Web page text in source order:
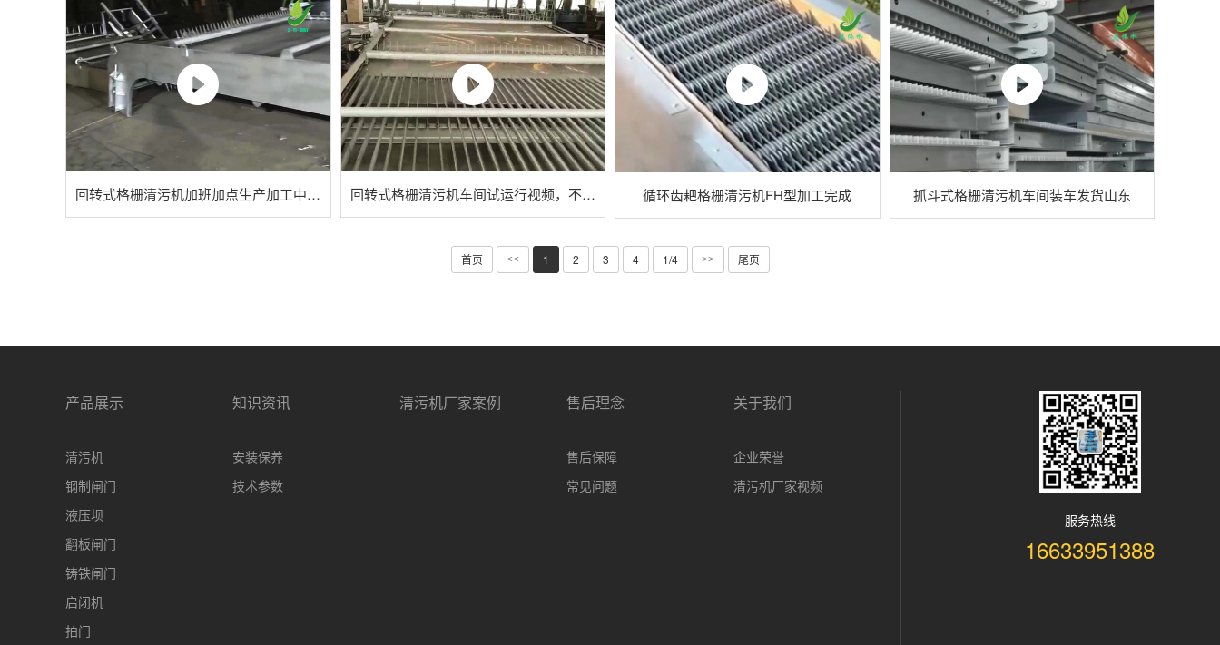
回转式格栅清污机加班加点生产加工中，感谢一路同行的兄弟们！ 回转式格栅清污机车间试运行视频，不容**！！！ 循环齿耙格栅清污机FH型加工完成 抓斗式格栅清污机车间装车发货山东
首页 << 1 2 3 4 1/4 >> 尾页
产品展示
清污机
钢制闸门
液压坝
翻板闸门
铸铁闸门
启闭机
拍门
知识资讯
安装保养
技术参数
清污机厂家案例 售后理念
售后保障
常见问题
关于我们
企业荣誉
清污机厂家视频
服务热线
16633951388